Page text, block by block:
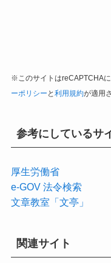
※このサイトはreCAPTCHA
ーポリシー と 利用規約が適用
参考にしているサ
厚生労働省
e-GOV 法令検索
文章教室「文亭」
関連サイト